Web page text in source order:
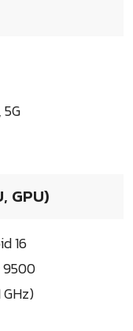
GPU)
16
9500